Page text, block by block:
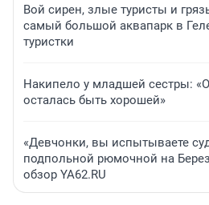
Вой сирен, злые туристы и
самый большой аквапарк в
туристки
Накипело у младшей сестры:
осталась быть хорошей»
«Девчонки, вы испытываете
подпольной рюмочной на
обзор YA62.RU